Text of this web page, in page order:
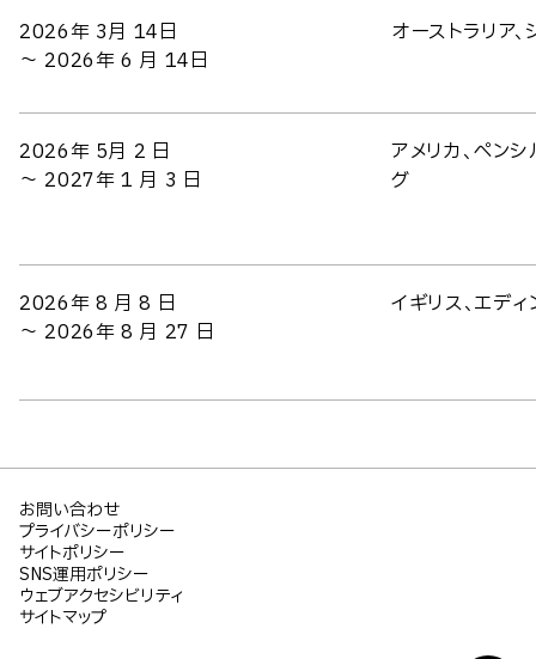
2026年 3月 14日
～ 2026年 6 月 14日
オーストラリア
2026年 5月 2 日
～ 2027年 1 月 3 日
アメリカ、ペン
グ
2026年 8 月 8 日
～ 2026年 8 月 27 日
イギリス、エデ
お問い合わせ
プライバシーポリシー
サイトポリシー
SNS運用ポリシー
ウェブアクセシビリティ
サイトマップ